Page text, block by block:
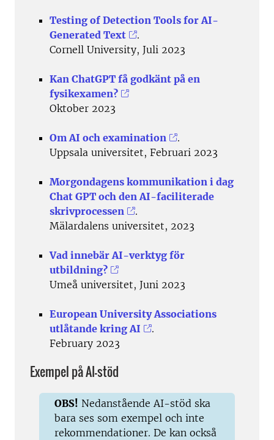
Testing of Detection Tools for AI-
Generated Text
.
Cornell University, Juli 2023
Kan ChatGPT få godkänt på en
fysikexamen?
Oktober 2023
Om AI och examination
.
Uppsala universitet, Februari 2023
Morgondagens kommunikation i dag
Chat GPT och den AI-faciliterade
skrivprocessen
.
Mälardalens universitet, 2023
Vad innebär AI-verktyg för
utbildning?
Umeå universitet, Juni 2023
European University Associations
utlåtande kring AI
.
February 2023
Exempel på AI-stöd
OBS! Nedanstående AI-stöd ska
bara ses som exempel och inte
rekommendationer. De kan också